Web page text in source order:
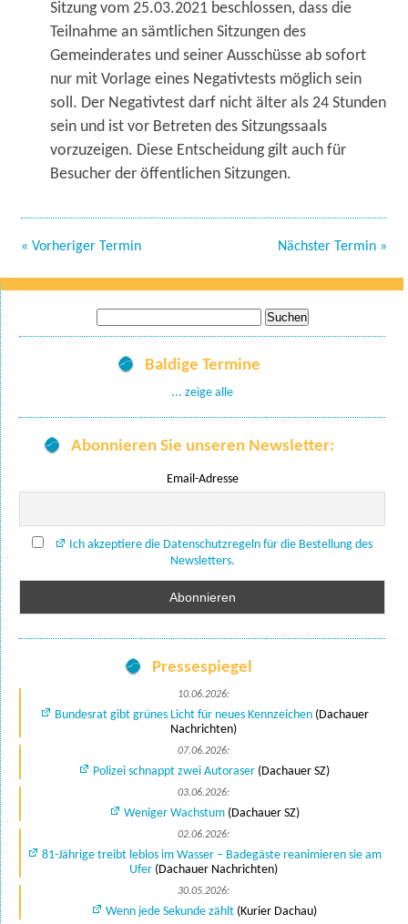
Sitzung vom 25.03.2021 beschlossen, dass die
Teilnahme an sämtlichen Sitzungen des
Gemeinderates und seiner Ausschüsse ab sofort
nur mit Vorlage eines Negativtests möglich sein
soll. Der Negativtest darf nicht älter als 24 Stunden
sein und ist vor Betreten des Sitzungssaals
vorzuzeigen. Diese Entscheidung gilt auch für
Besucher der öffentlichen Sitzungen.
« Vorheriger Termin Nächster Termin »
nach:
Baldige Termine
... zeige alle
Abonnieren Sie unseren Newsletter:
Email-Adresse
Ich akzeptiere die Datenschutzregeln für die Bestellung des
Newsletters.
Pressespiegel
10.06.2026:
Bundesrat gibt grünes Licht für neues Kennzeichen(Dachauer
Nachrichten)
07.06.2026:
Polizei schnappt zwei Autoraser (Dachauer SZ)
03.06.2026:
Weniger Wachstum(Dachauer SZ)
02.06.2026:
81-Jährige treibt leblos im Wasser – Badegäste reanimieren sie am
Ufer(Dachauer Nachrichten)
30.05.2026:
Wenn jede Sekunde zählt (Kurier Dachau)